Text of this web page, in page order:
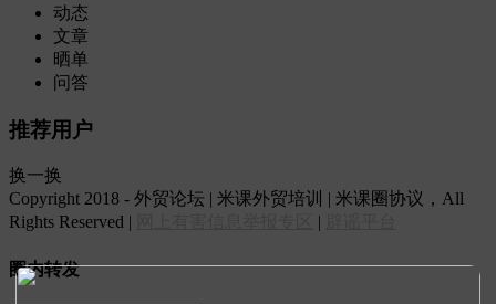
动态
文章
晒单
问答
推荐用户
换一换
Copyright 2018 - 外贸论坛 | 米课外贸培训 | 米课圈协议，All
Rights Reserved |
|
圈内转发